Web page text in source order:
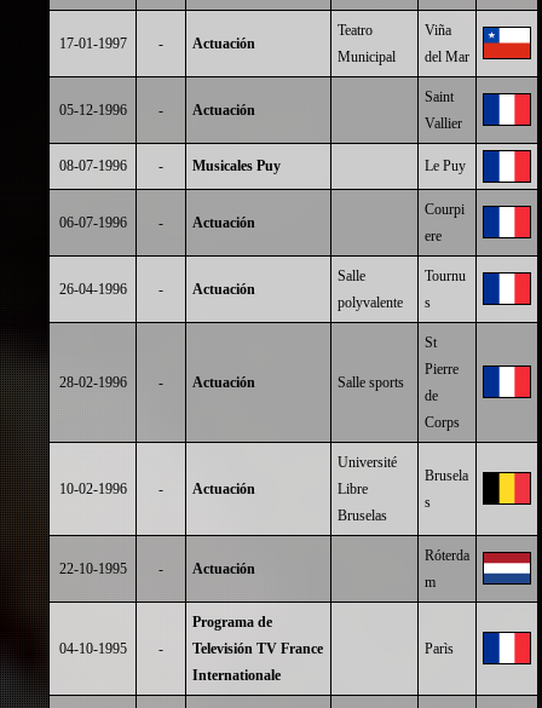
17-01-1997 - Actuación
Teatro
Municipal
Viña
del Mar
05-12-1996 - Actuación
Saint
Vallier
08-07-1996 - Musicales Puy Le Puy
06-07-1996 - Actuación
Courpi
ere
26-04-1996 - Actuación
Salle
polyvalente
Tournu
s
28-02-1996 - Actuación Salle sports
St
Pierre
de
Corps
10-02-1996 - Actuación
Université
Libre
Bruselas
Brusela
s
22-10-1995 - Actuación
Róterda
m
04-10-1995 -
Programa de
Televisión TV France
Internationale
Parìs